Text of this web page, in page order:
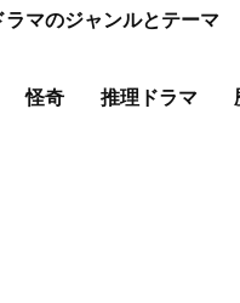
ラマのジャンルとテーマ
怪奇 推理ドラマ